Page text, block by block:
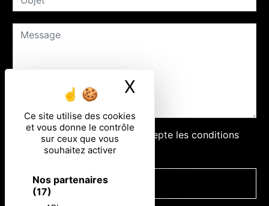
Ce site utilise des cookies
et vous donne le contrôle
sur ceux que vous
souhaitez activer
Nos partenaires
(17)
X
En cochant cette case, j'accepte les conditions
particulières ci-dessous **